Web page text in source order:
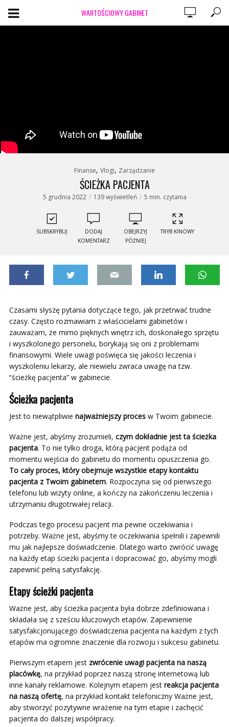
WARTOŚCIOWY GABINET
Finanse, Vlogi, Zarządzanie
ŚCIEŻKA PACJENTA
5 grudnia 2022 139 wyświetleń 5 min. czytania
SUBSKRYBUJ
DODAJ
KOMENTARZ
OBEJRZYJ
PÓŹNIEJ
TRYB KINOWY
Czasami słyszę pytania dotyczące tego, jak przetrwać trudne
czasy. Często rozmawiam z właścicielami gabinetów i
zauważam, że mimo pięknych wnętrz ich, doskonałego sprzętu
i wyszkolonego personelu, borykają się oni z problemami
finansowymi. Wiele uwagi poświęca się jakości leczenia i
wyszkoleniu lekarzy, ale niewielu zwraca uwagę na tzw.
“ścieżkę pacjenta” w gabinecie.
Ścieżka pacjenta
Jest to niewątpliwie najważniejszy proces w Twoim gabinecie.
Ważne jest, abyśmy zrozumieli, czym dokładnie jest ta ścieżka
pacjenta. To nie tylko droga, którą pacjent podąża od
momentu wejścia do gabinetu do momentu opuszczenia go.
To cały proces, który obejmuje wszystkie etapy kontaktu
pacjenta z Twoim gabinetem. Rozpoczyna się od pierwszego
telefonu lub wizyty online, a kończy na zakończeniu leczenia i
utrzymaniu długotrwałej relacji.
Podczas tego procesu pacjent ma pewne oczekiwania i
potrzeby. Ważne jest, abyśmy te oczekiwania spełnili i zapewnili
mu jak najlepsze doświadczenie. Dlatego warto zwrócić uwagę
na każdy etap ścieżki pacjenta i dopracować go, abyśmy mogli
zapewnić pełną satysfakcję.
Etapy ścieżki pacjenta
Ważne jest, aby ścieżka pacjenta była dobrze zdefiniowana i
składała się z sześciu kluczowych etapów. Zapewnienie
satysfakcjonującego doświadczenia pacjenta na każdym z tych
etapów ma ogromne znaczenie dla rozwoju i sukcesu gabinetu.
Pierwszym etapem jest zwrócenie uwagi pacjenta na naszą
placówkę, na przykład poprzez naszą stronę internetową lub
inne kanały reklamowe. Kolejnym etapem jest reakcja pacjenta
na naszą ofertę, na przykład kontakt telefoniczny Ważne jest,
aby stworzyć pozytywne wrażenie na tym etapie i zachęcić
pacjenta do dalszej współpracy.